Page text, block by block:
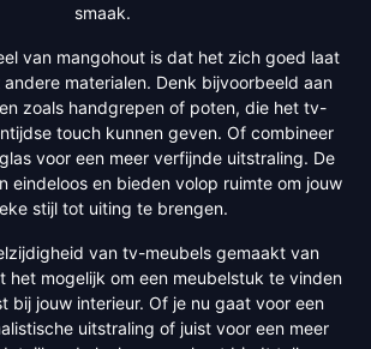
smaak.
van mangohout is dat het zich goed laat
materialen. Denk bijvoorbeeld aan
zoals handgrepen of poten, die het tv-
touch kunnen geven. Of combineer
voor een meer verfijnde uitstraling. De
eindeloos en bieden volop ruimte om jouw
stijl tot uiting te brengen.
van tv-meubels gemaakt van
het mogelijk om een meubelstuk te vinden
bij jouw interieur. Of je nu gaat voor een
uitstraling of juist voor een meer